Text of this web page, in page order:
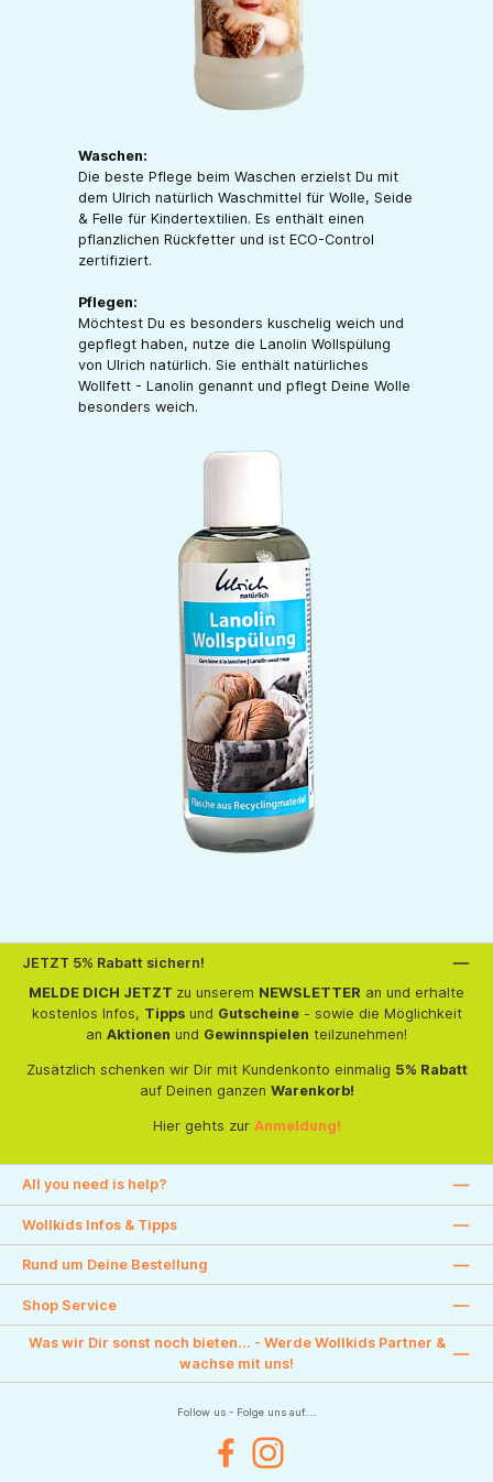
Waschen:
Die beste Pflege beim Waschen erzielst Du mit
dem Ulrich natürlich Waschmittel für Wolle, Seide
& Felle für Kindertextilien. Es enthält einen
pflanzlichen Rückfetter und ist ECO-Control
zertifiziert.
Pflegen:
Möchtest Du es besonders kuschelig weich und
gepflegt haben, nutze die Lanolin Wollspülung
von Ulrich natürlich. Sie enthält natürliches
Wollfett - Lanolin genannt und pflegt Deine Wolle
besonders weich.
JETZT 5% Rabatt sichern!
MELDE DICH JETZT zu unserem NEWSLETTER an und erhalte
kostenlos Infos, Tippsund Gutscheine- sowie die Möglichkeit
an Aktionen und Gewinnspielen teilzunehmen!
Zusätzlich schenken wir Dir mit Kundenkonto einmalig 5% Rabatt
auf Deinen ganzen Warenkorb!
Hier gehts zur Anmeldung!
All you need is help?
Wollkids Infos & Tipps
Rund um Deine Bestellung
Shop Service
Was wir Dir sonst noch bieten... - Werde Wollkids Partner &
wachse mit uns!
Follow us - Folge uns auf....
FacebookInstagram